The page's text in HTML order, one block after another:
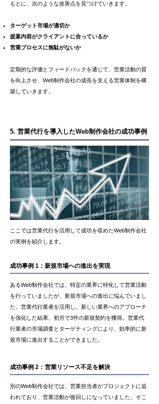
もとに、次のような改善点を見つけていきます。
ターゲット市場が適切か
提案内容がクライアントに合っているか
営業プロセスに無駄がないか
定期的な評価とフィードバックを通じて、営業活動の質
を向上させ、Web制作会社の成長を支える営業体制を構
築していきます。
5. 営業代行を導入したWeb制作会社の成功事例
ここでは営業代行を活用して成功を収めたWeb制作会社
の実例を紹介します。
成功事例 1：新規市場への進出を実現
あるWeb制作会社では、特定の業界に特化して営業活動
を行っていましたが、新規市場への進出に悩んでいまし
た。営業代行業者を活用し、新しい業界へのアプローチ
を強化した結果、初月で3件の新規契約を獲得。営業代
行業者の市場調査とターゲティングにより、効率的に新
規市場に進出することができました。
成功事例 2：営業リソース不足を解決
別のWeb制作会社では、営業担当者がプロジェクトに追
われており、営業活動が後回しになっていました。そこ